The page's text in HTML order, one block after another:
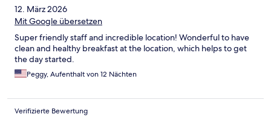
12. März 2026
Mit Google übersetzen
Super friendly staff and incredible location! Wonderful to have
clean and healthy breakfast at the location, which helps to get
the day started.
Peggy, Aufenthalt von 12 Nächten
Verifizierte Bewertung